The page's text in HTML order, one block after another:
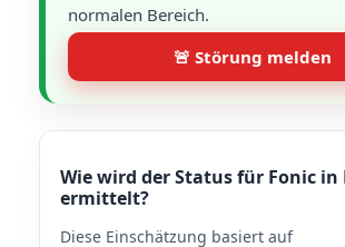
normalen Bereich.
🚨 Störung melden
Wie wird der Status für Fonic in
ermittelt?
Diese Einschätzung basiert auf